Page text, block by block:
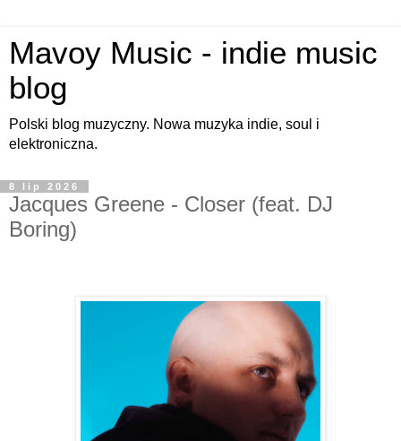
Mavoy Music - indie music
blog
Polski blog muzyczny. Nowa muzyka indie, soul i
elektroniczna.
8 lip 2026
Jacques Greene - Closer (feat. DJ
Boring)